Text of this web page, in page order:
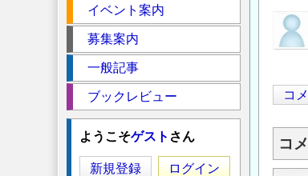
コ
コ
イベント案内
募集案内
一般記事
ブックレビュー
ようこそゲスト さん
新規登録 ログイン